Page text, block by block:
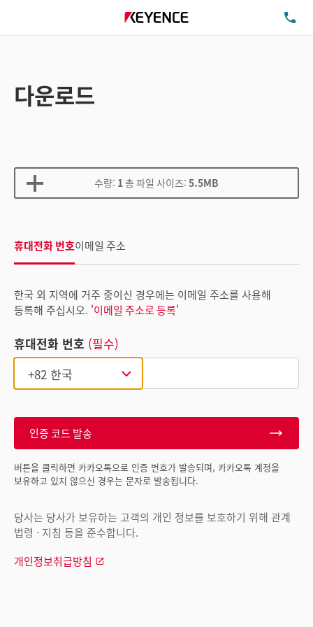
다운로드
수량: 1총 파일 사이즈: 5.5MB
휴대전화 번호이메일 주소
한국 외 지역에 거주 중이신 경우에는 이메일 주소를 사용해
등록해 주십시오. '이메일 주소로 등록'
휴대전화 번호 (필수)
인증 코드 발송
버튼을 클릭하면 카카오톡으로 인증 번호가 발송되며, 카카오톡 계정을
보유하고 있지 않으신 경우는 문자로 발송됩니다.
당사는 당사가 보유하는 고객의 개인 정보를 보호하기 위해 관계
법령 · 지침 등을 준수합니다.
개인정보취급방침